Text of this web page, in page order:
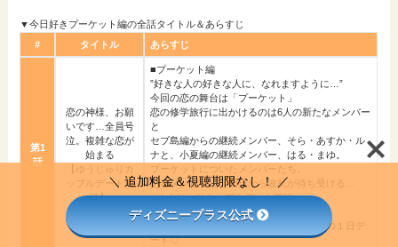
▼今日好きプーケット編の全話タイトル＆あらすじ
#
タイトル あらすじ
第1
話
恋の神様、お願
いです…全員号
泣。複雑な恋が
始まる
【ゆうじゅりカ
ップルデート前
編】
■プーケット編
”好きな人の好きな人に、なれますように…”
今回の恋の舞台は「プーケット」
恋の修学旅行に出かけるのは6人の新たなメンバー
と
セブ島編からの継続メンバー、そら・あすか・ル
ナと、小夏編の継続メンバー、はる・まゆ。
プーケットについたメンバーたち。
あるメンバーに、初日から波乱が待ち受ける…
■ゆうじゅりカップルデート前編
セブ島編で成立したゆうじろう&じゅり
ゆうじろうの想いが詰まった、カップルの１日デ
ート♡
＼ 追加料金＆視聴期限なし！ ／
ディズニープラス公式